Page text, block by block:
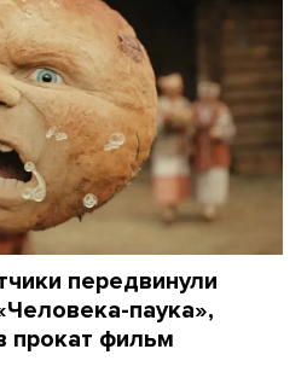
передвинули
паука»,
прокат фильм